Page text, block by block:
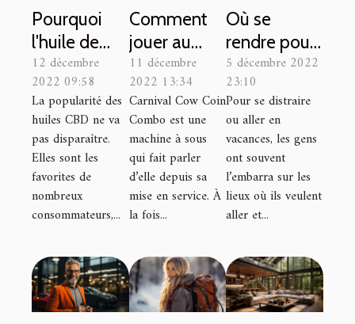
Pourquoi
l'huile de
CBD est-
elle si
populaire ?
12 décembre
2022 09:58
La popularité des
huiles CBD ne va
pas disparaître.
Elles sont les
favorites de
nombreux
consommateurs,...
Comment
jouer au
Carnaval
Cow Coin
Combo ?
11 décembre
2022 13:34
Carnival Cow Coin
Combo est une
machine à sous
qui fait parler
d’elle depuis sa
mise en service. À
la fois...
Où se
rendre pour
un summer
camp et
pourquoi y
aller ?
5 décembre 2022
23:10
Pour se distraire
ou aller en
vacances, les gens
ont souvent
l’embarra sur les
lieux où ils veulent
aller et...